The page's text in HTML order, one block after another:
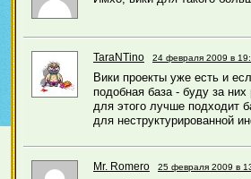
TaraNTino 24 февраля 2009 в
Вики проекты уже есть и
подобная база - буду за
для этого лучше подходит
для неструктурированной
Mr. Romero 25 февраля 2009 в